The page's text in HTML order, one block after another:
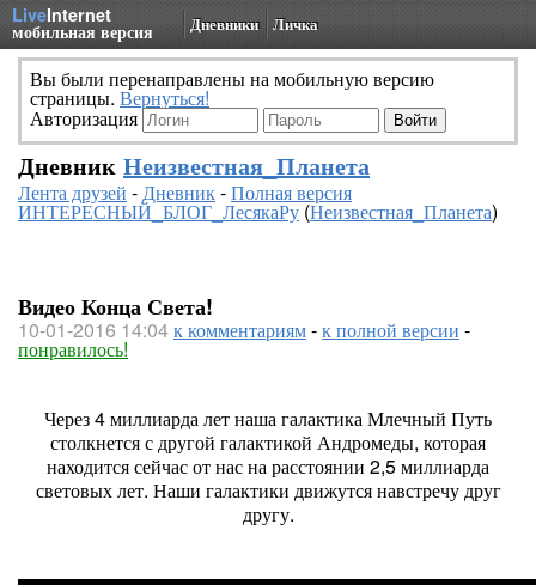
LiveInternet
мобильная версия Дневники Личка
Вы были перенаправлены на мобильную версию
страницы. Вернуться!
Авторизация
Дневник Неизвестная_Планета
Лента друзей -Дневник-Полная версия
ИНТЕРЕСНЫЙ_БЛОГ_ЛесякаРу(Неизвестная_Планета)
Видео Конца Света!
10-01-2016 14:04к комментариям-к полной версии -
понравилось!
Через 4 миллиарда лет наша галактика Млечный Путь
столкнется с другой галактикой Андромеды, которая
находится сейчас от нас на расстоянии 2,5 миллиарда
световых лет. Наши галактики движутся навстречу друг
другу.